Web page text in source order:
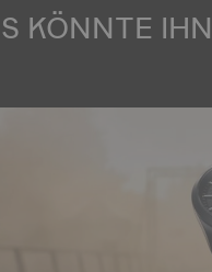
KÖNNTE